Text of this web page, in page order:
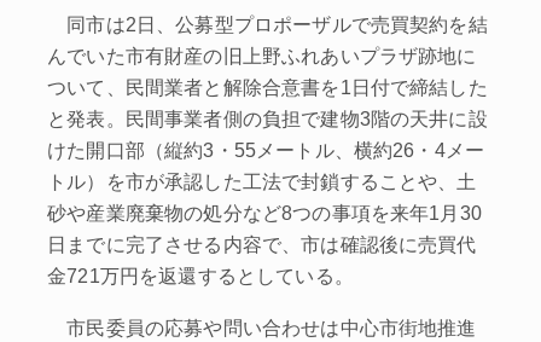
同市は2日、公募型プロポーザルで売買契約を結
んでいた市有財産の旧上野ふれあいプラザ跡地に
ついて、民間業者と解除合意書を1日付で締結した
と発表。民間事業者側の負担で建物3階の天井に設
けた開口部（縦約3・55メートル、横約26・4メー
トル）を市が承認した工法で封鎖することや、土
砂や産業廃棄物の処分など8つの事項を来年1月30
日までに完了させる内容で、市は確認後に売買代
金721万円を返還するとしている。
市民委員の応募や問い合わせは中心市街地推進